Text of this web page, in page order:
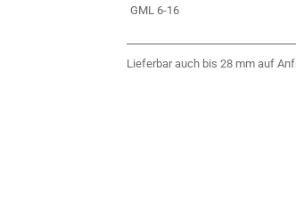
Lieferbar auch bis 28 mm auf
GML 6-16